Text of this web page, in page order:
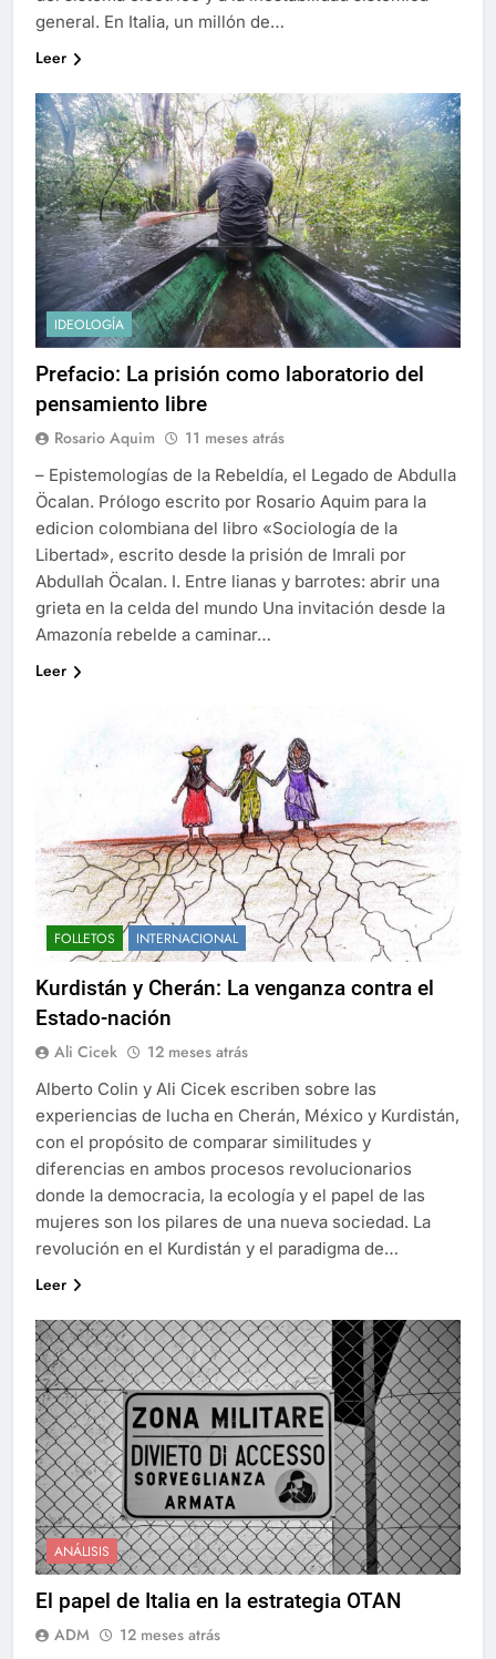
general. En Italia, un millón de…
Leer
IDEOLOGÍA
Prefacio: La prisión como laboratorio del
pensamiento libre
Rosario Aquim 11 meses atrás
– Epistemologías de la Rebeldía, el Legado de Abdulla
Öcalan. Prólogo escrito por Rosario Aquim para la
edicion colombiana del libro «Sociología de la
Libertad», escrito desde la prisión de Imrali por
Abdullah Öcalan. I. Entre lianas y barrotes: abrir una
grieta en la celda del mundo Una invitación desde la
Amazonía rebelde a caminar…
Leer
FOLLETOS INTERNACIONAL
Kurdistán y Cherán: La venganza contra el
Estado-nación
Ali Cicek 12 meses atrás
Alberto Colin y Ali Cicek escriben sobre las
experiencias de lucha en Cherán, México y Kurdistán,
con el propósito de comparar similitudes y
diferencias en ambos procesos revolucionarios
donde la democracia, la ecología y el papel de las
mujeres son los pilares de una nueva sociedad. La
revolución en el Kurdistán y el paradigma de…
Leer
ANÁLISIS
El papel de Italia en la estrategia OTAN
ADM 12 meses atrás